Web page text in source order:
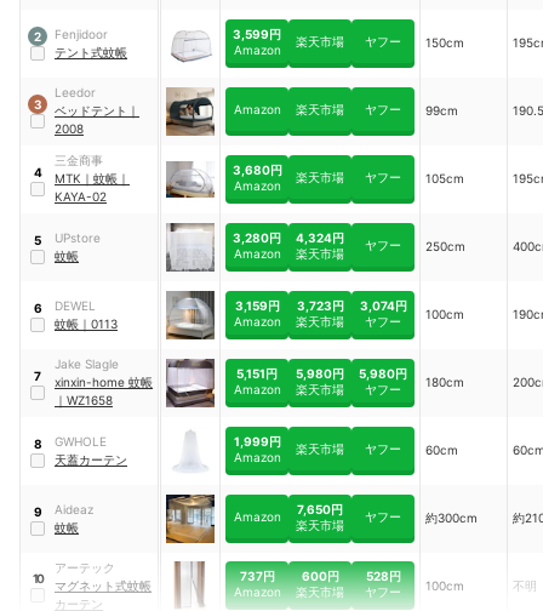
2
Fenjidoor
テント式蚊帳
3,599円
Amazon
楽天市場 ヤフー 150cm
3
Leedor
ベッドテント ｜
2008
Amazon 楽天市場 ヤフー 99cm
4
三金商事
MTK ｜ 蚊帳 ｜
KAYA-02
3,680円
Amazon
楽天市場 ヤフー 105cm
5
UPstore
蚊帳
3,280円
Amazon
4,324円
楽天市場
ヤフー 250cm
6
DEWEL
蚊帳 ｜ 0113
3,159円
Amazon
3,723円
楽天市場
3,074円
ヤフー
100cm
7
Jake Slagle
xinxin-home 蚊帳
｜ WZ1658
5,151円
Amazon
5,980円
楽天市場
5,980円
ヤフー
180cm
8
GWHOLE
天蓋カーテン
1,999円
Amazon
楽天市場 ヤフー 60cm
9
Aideaz
蚊帳
Amazon
7,650円
楽天市場
ヤフー 約300cm 約
10
アーテック
マグネット式蚊帳
カーテン
737円
Amazon
600円
楽天市場
528円
ヤフー
100cm 不明